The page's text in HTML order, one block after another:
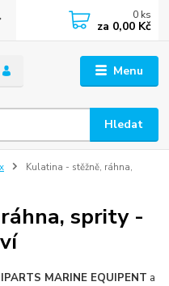
Menu
Hledat
0 ks
za 0,00 Kč
Kulatina - stěžně, ráhna,
sprity -
MARINE EQUIPENT a